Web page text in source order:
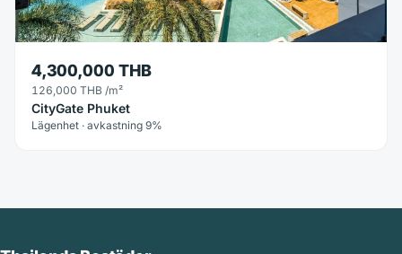
4,300,000 THB
126,000 THB /m²
CityGate Phuket
Lägenhet · avkastning 9%